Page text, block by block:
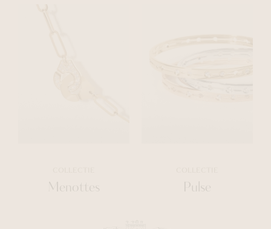
Menottes Pulse